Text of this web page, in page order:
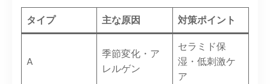
タイプ 主な原因 対策ポイント
A
季節変化・ア
レルゲン
セラミド保
湿・低刺激ケ
ア